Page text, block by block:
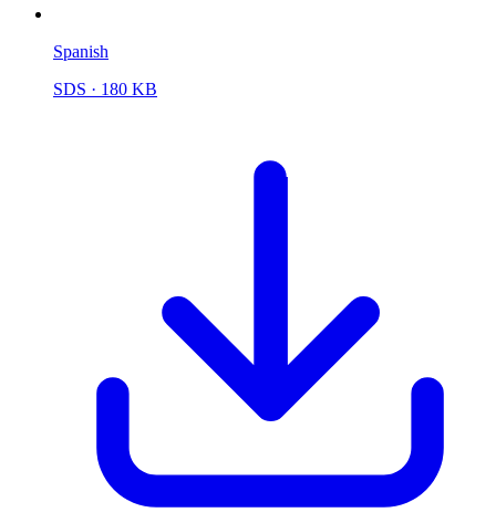
Spanish
SDS · 180 KB